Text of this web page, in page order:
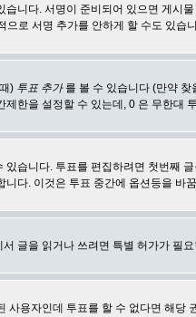
니다. 서명이 준비되어 있으면 게시물
으로 서명 추가를 안하게 할 수도 있습
) 투표 추가를 볼 수 있습니다 (만약 찾
한을 설정할 수 있는데, 0 은 무한대
습니다. 투표를 편집하려면 첫번
다. 이것은 투표 중간에 옵션등을 바
글을 읽거나 쓰려면 특별 허가가 필
사용자인데 투표를 할 수 없다면 해당